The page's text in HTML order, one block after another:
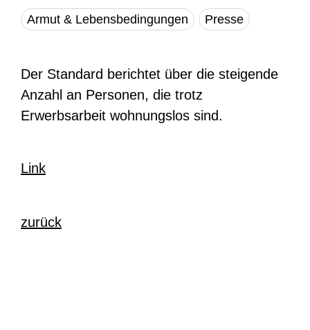
Armut & Lebensbedingungen Presse
Der Standard berichtet über die steigende
Anzahl an Personen, die trotz
Erwerbsarbeit wohnungslos sind.
Link
zurück